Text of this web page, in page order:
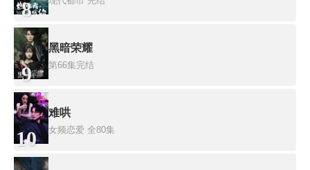
8
9
黑暗荣耀
第66集完结
10
难哄
女频恋爱 全80集